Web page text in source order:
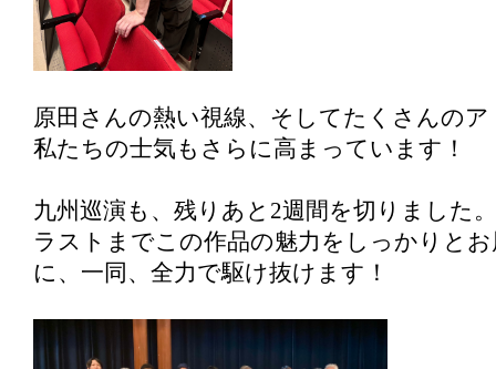
原田さんの熱い視線、そしてたくさんの
私たちの士気もさらに高まっています！
九州巡演も、残りあと2週間を切りました。
ラストまでこの作品の魅力をしっかりと
に、一同、全力で駆け抜けます！